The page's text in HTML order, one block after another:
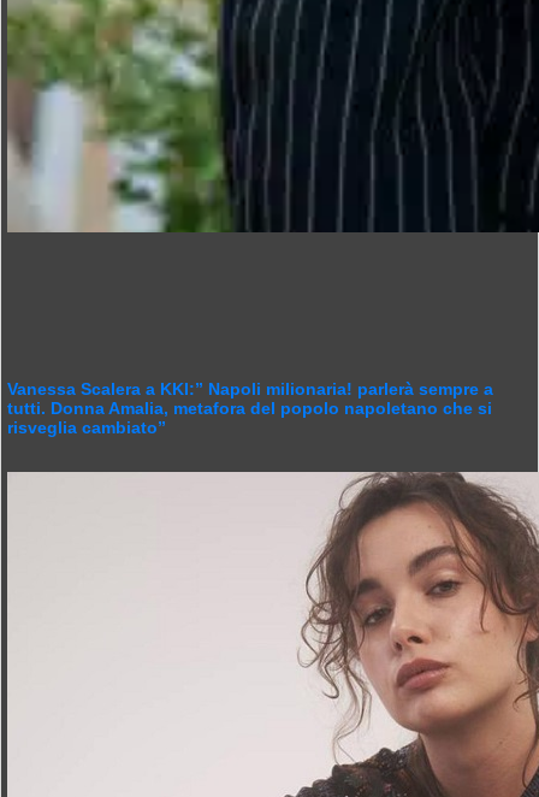
Vanessa Scalera a KKI:” Napoli milionaria! parlerà sempre a
tutti. Donna Amalia, metafora del popolo napoletano che si
risveglia cambiato”